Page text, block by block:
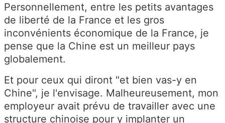
Personnellement, entre les petits avantages
de liberté de la France et les gros
inconvénients économique de la France, je
pense que la Chine est un meilleur pays
globalement.
Et pour ceux qui diront "et bien vas-y en
Chine", je l'envisage. Malheureusement, mon
employeur avait prévu de travailler avec une
structure chinoise pour y implanter un